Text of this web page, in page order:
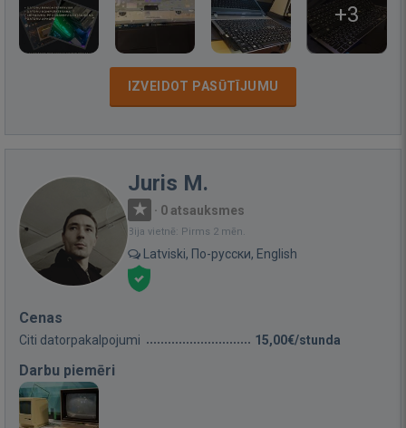
+3
IZVEIDOT PASŪTĪJUMU
Juris M.
· 0 atsauksmes
Bija vietnē: Pirms 2 mēn.
Latviski, По-русски, English
Cenas
Citi datorpakalpojumi 15,00€/stunda
Darbu piemēri